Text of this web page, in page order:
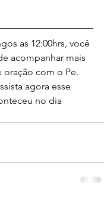
as 12:00hrs, você
acompanhar mais
com o Pe.
agora esse
no dia